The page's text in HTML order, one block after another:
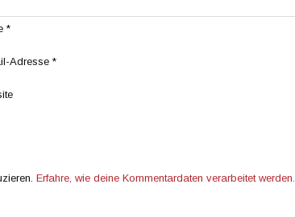
*
Adresse *
Erfahre, wie deine Kommentardaten verarbeitet werden.